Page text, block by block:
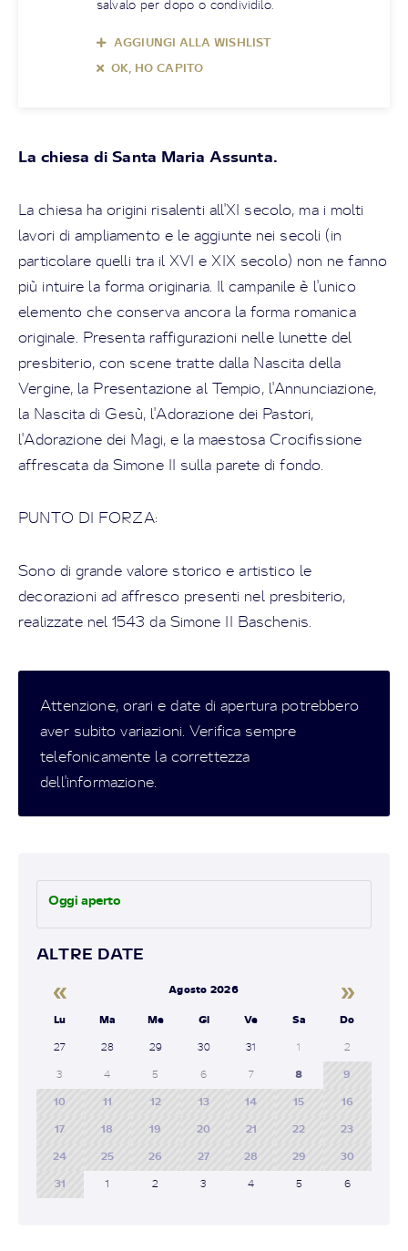
salvalo per dopo o condividilo.
AGGIUNGI ALLA WISHLIST
OK, HO CAPITO
La chiesa di Santa Maria Assunta.
La chiesa ha origini risalenti all'XI secolo, ma i molti
lavori di ampliamento e le aggiunte nei secoli (in
particolare quelli tra il XVI e XIX secolo) non ne fanno
più intuire la forma originaria. Il campanile è l'unico
elemento che conserva ancora la forma romanica
originale. Presenta raffigurazioni nelle lunette del
presbiterio, con scene tratte dalla Nascita della
Vergine, la Presentazione al Tempio, l'Annunciazione,
la Nascita di Gesù, l'Adorazione dei Pastori,
l'Adorazione dei Magi, e la maestosa Crocifissione
affrescata da Simone II sulla parete di fondo.
PUNTO DI FORZA:
Sono di grande valore storico e artistico le
decorazioni ad affresco presenti nel presbiterio,
realizzate nel 1543 da Simone II Baschenis.
Attenzione, orari e date di apertura potrebbero
aver subito variazioni. Verifica sempre
telefonicamente la correttezza
dell'informazione.
Oggi aperto
ALTRE DATE
« Agosto 2026 »
Lu Ma Me Gi Ve Sa Do
27 28 29 30 31 1 2
3 4 5 6 7 8 9
10 11 12 13 14 15 16
17 18 19 20 21 22 23
24 25 26 27 28 29 30
31 1 2 3 4 5 6